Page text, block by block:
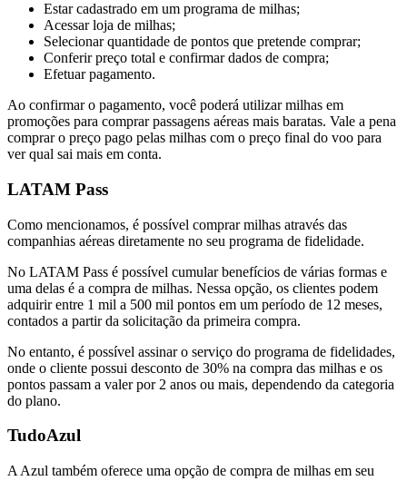
Estar cadastrado em um programa de milhas;
Acessar loja de milhas;
Selecionar quantidade de pontos que pretende comprar;
Conferir preço total e confirmar dados de compra;
Efetuar pagamento.
Ao confirmar o pagamento, você poderá utilizar milhas em
promoções para comprar passagens aéreas mais baratas. Vale a pena
comprar o preço pago pelas milhas com o preço final do voo para
ver qual sai mais em conta.
LATAM Pass
Como mencionamos, é possível comprar milhas através das
companhias aéreas diretamente no seu programa de fidelidade.
No LATAM Pass é possível cumular benefícios de várias formas e
uma delas é a compra de milhas. Nessa opção, os clientes podem
adquirir entre 1 mil a 500 mil pontos em um período de 12 meses,
contados a partir da solicitação da primeira compra.
No entanto, é possível assinar o serviço do programa de fidelidades,
onde o cliente possui desconto de 30% na compra das milhas e os
pontos passam a valer por 2 anos ou mais, dependendo da categoria
do plano.
TudoAzul
A Azul também oferece uma opção de compra de milhas em seu